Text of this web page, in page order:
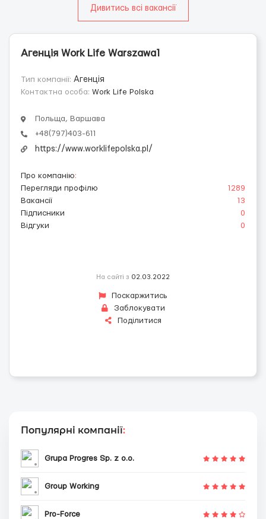
Дивитись всі вакансії
Агенція Work Life Warszawa1
Тип компанії: Агенція
Контактна особа: Work Life Polska
Польща, Варшава
+48(797)403-611
https://www.worklifepolska.pl/
Про компанію:
Перегляди профілю
1289
Вакансії
13
Підписники
0
Відгуки
0
На сайті з 02.03.2022
Поскаржитись
Заблокувати
Поділитися
Популярні компанії:
Grupa Progres Sp. z o.o.
Group Working
Pro-Force